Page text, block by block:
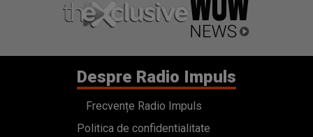
Despre Radio Impuls
Frecvențe Radio Impuls
Politica de confidentialitate